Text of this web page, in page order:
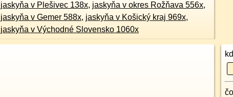
jaskyňa v Plešivec 138x, jaskyňa v okres Rožňava 556x,
jaskyňa v Gemer 588x, jaskyňa v Košický kraj 969x,
jaskyňa v Východné Slovensko 1060x